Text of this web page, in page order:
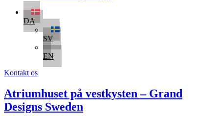
DA
SV
EN
Kontakt os
Atriumhuset på vestkysten – Grand
Designs Sweden